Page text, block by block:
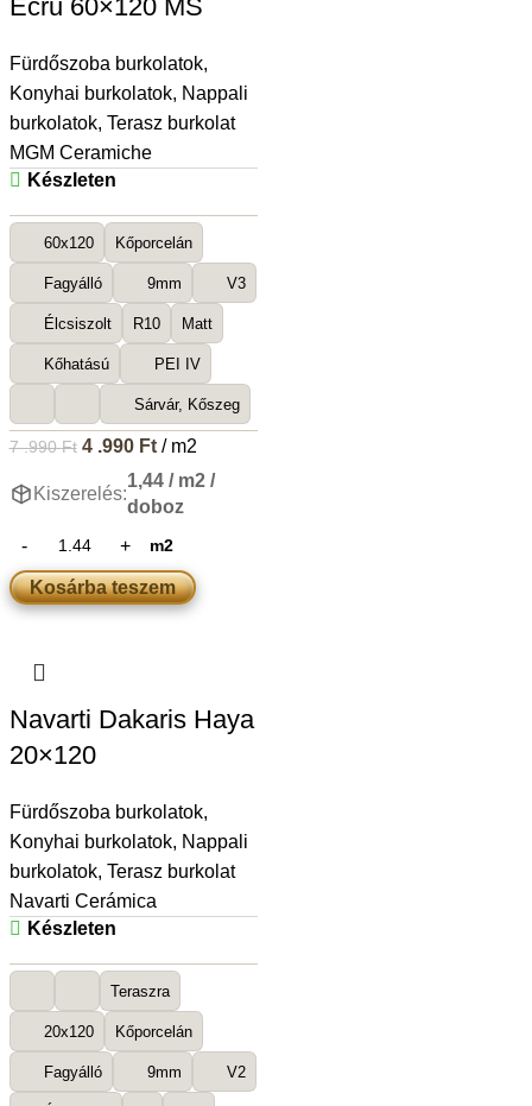
Ecru 60×120 MS
Fürdőszoba burkolatok,
Konyhai burkolatok, Nappali
burkolatok, Terasz burkolat
MGM Ceramiche
Készleten
60x120 Kőporcelán
Fagyálló 9mm V3
Élcsiszolt R10 Matt
Kőhatású PEI IV
Sárvár, Kőszeg
7 .990Ft 4 .990 Ft/ m2
Kiszerelés:
1,44 / m2 /
doboz
m2
Kosárba teszem
Navarti Dakaris Haya
20×120
Fürdőszoba burkolatok,
Konyhai burkolatok, Nappali
burkolatok, Terasz burkolat
Navarti Cerámica
Készleten
Teraszra
20x120 Kőporcelán
Fagyálló 9mm V2